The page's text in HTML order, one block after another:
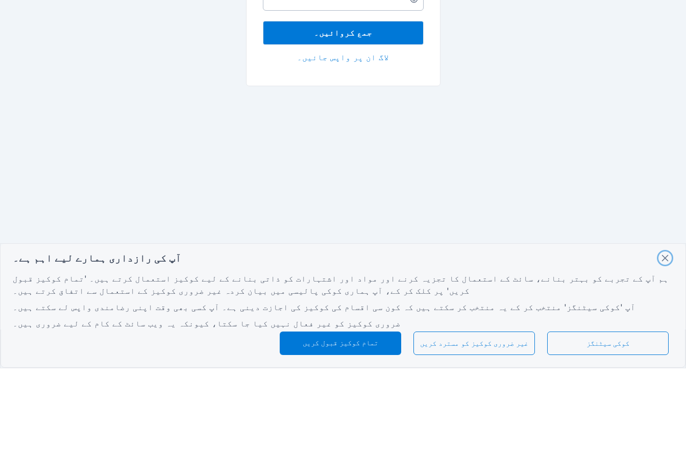
a
password
جمع کروائیں۔
لاگ ان پر واپس جائیں۔
آپ کی رازداری ہمارے لیے اہم ہے۔
ہم آپ کے تجربے کو بہتر بنانے، سائٹ کے استعمال کا تجزیہ کرنے اور مواد اور اشتہارات کو ذاتی بنانے کے لیے کوکیز استعمال کرتے ہیں۔ 'تمام کوکیز قبول
کریں' پر کلک کر کے، آپ ہماری کوکی پالیسی میں بیان کردہ غیر ضروری کوکیز کے استعمال سے اتفاق کرتے ہیں۔
آپ 'کوکی سیٹنگز' منتخب کر کے یہ منتخب کر سکتے ہیں کہ کون سی اقسام کی کوکیز کی اجازت دینی ہے۔ آپ کسی بھی وقت اپنی رضامندی واپس لے سکتے ہیں۔
ضروری کوکیز کو غیر فعال نہیں کیا جا سکتا، کیونکہ یہ ویب سائٹ کے کام کے لیے ضروری ہیں۔
تمام کوکیز قبول کریں غیر ضروری کوکیز کو مسترد کریں کوکی سیٹنگز